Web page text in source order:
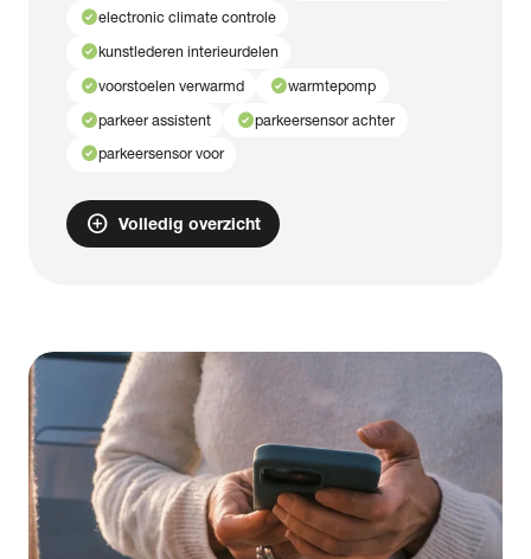
check_circleelectronic climate controle
check_circlekunstlederen interieurdelen
check_circlevoorstoelen verwarmd check_circlewarmtepomp
check_circleparkeer assistent check_circleparkeersensor achter
check_circleparkeersensor voor
add_circle Volledig overzicht